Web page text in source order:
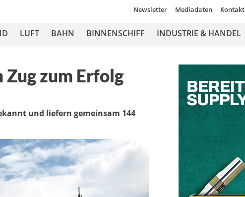
Newsletter Mediadaten Kontakt
LUFT BAHN BINNENSCHIFF INDUSTRIE & HANDEL
zum Erfolg
und liefern gemeinsam 144